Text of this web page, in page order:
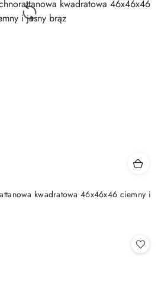
kwadratowa 46x46x46 ciemny i